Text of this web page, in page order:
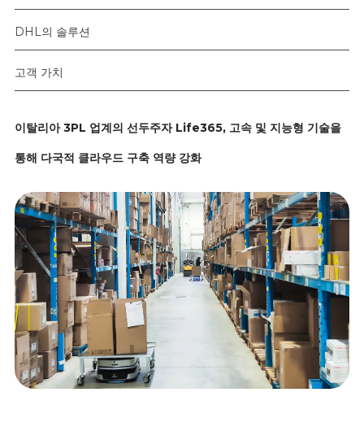
DHL의 솔루션
고객 가치
이탈리아 3PL 업계의 선두주자 Life365, 고속 및 지능형 기술을
통해 다국적 클라우드 구축 역량 강화